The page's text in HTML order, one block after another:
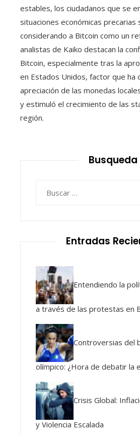
estables, los ciudadanos que se
situaciones económicas precarias
considerando a Bitcoin como un
analistas de Kaiko destacan la
Bitcoin, especialmente tras la
en Estados Unidos, factor que ha
apreciación de las monedas
y estimuló el crecimiento de las
región.
Busqueda
Entradas
Entendiendo la
a través de las protestas en
Controversias del
olímpico: ¿Hora de debatir la
Crisis Global:
y Violencia Escalada